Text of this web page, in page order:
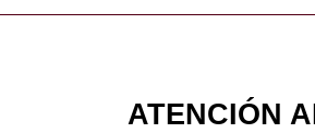
ATENCIÓN